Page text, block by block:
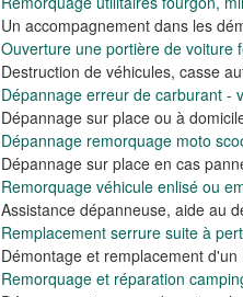
Un accompagnement dans les
Ouverture une portière de voiture
Destruction de véhicules, casse
Dépannage erreur de carburant -
Dépannage sur place ou à
Dépannage remorquage moto
Dépannage sur place en cas
Remorquage véhicule enlisé ou
Assistance dépanneuse, aide au
Remplacement serrure suite à
Démontage et remplacement
Remorquage et réparation